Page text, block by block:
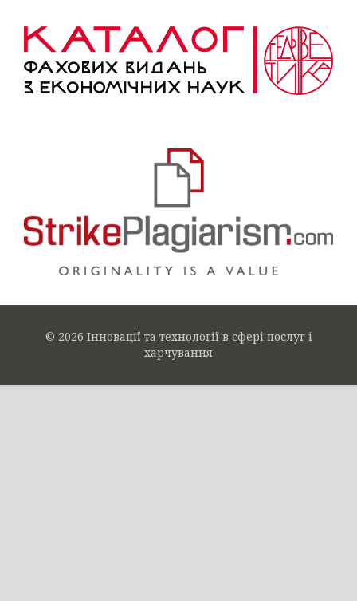
© 2026 Інновації та технології в сфері послуг і
харчування